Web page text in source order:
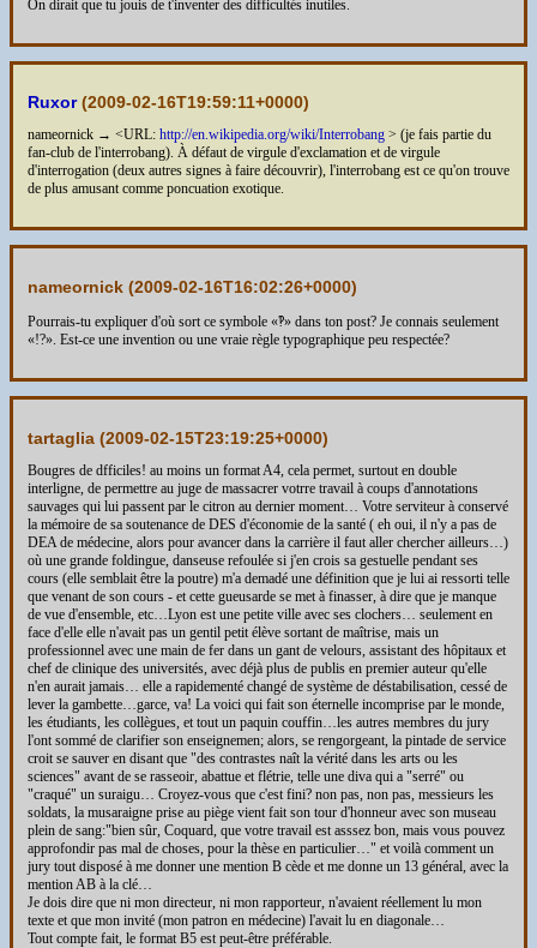
On dirait que tu jouis de t'inventer des difficultés inutiles.
Ruxor(2009-02-16T19:59:11+0000)
nameornick → <URL: http://en.wikipedia.org/wiki/Interrobang > (je fais partie du
fan-club de l'interrobang). À défaut de virgule d'exclamation et de virgule
d'interrogation (deux autres signes à faire découvrir), l'interrobang est ce qu'on trouve
de plus amusant comme poncuation exotique.
nameornick (2009-02-16T16:02:26+0000)
Pourrais-tu expliquer d'où sort ce symbole «‽» dans ton post? Je connais seulement
«!?». Est-ce une invention ou une vraie règle typographique peu respectée?
tartaglia (2009-02-15T23:19:25+0000)
Bougres de dfficiles! au moins un format A4, cela permet, surtout en double
interligne, de permettre au juge de massacrer votrre travail à coups d'annotations
sauvages qui lui passent par le citron au dernier moment… Votre serviteur à conservé
la mémoire de sa soutenance de DES d'économie de la santé ( eh oui, il n'y a pas de
DEA de médecine, alors pour avancer dans la carrière il faut aller chercher ailleurs…)
où une grande foldingue, danseuse refoulée si j'en crois sa gestuelle pendant ses
cours (elle semblait être la poutre) m'a demadé une définition que je lui ai ressorti telle
que venant de son cours - et cette gueusarde se met à finasser, à dire que je manque
de vue d'ensemble, etc…Lyon est une petite ville avec ses clochers… seulement en
face d'elle elle n'avait pas un gentil petit élève sortant de maîtrise, mais un
professionnel avec une main de fer dans un gant de velours, assistant des hôpitaux et
chef de clinique des universités, avec déjà plus de publis en premier auteur qu'elle
n'en aurait jamais… elle a rapidementé changé de système de déstabilisation, cessé de
lever la gambette…garce, va! La voici qui fait son éternelle incomprise par le monde,
les étudiants, les collègues, et tout un paquin couffin…les autres membres du jury
l'ont sommé de clarifier son enseignemen; alors, se rengorgeant, la pintade de service
croit se sauver en disant que "des contrastes naît la vérité dans les arts ou les
sciences" avant de se rasseoir, abattue et flétrie, telle une diva qui a "serré" ou
"craqué" un suraigu… Croyez-vous que c'est fini? non pas, non pas, messieurs les
soldats, la musaraigne prise au piège vient fait son tour d'honneur avec son museau
plein de sang:"bien sûr, Coquard, que votre travail est asssez bon, mais vous pouvez
approfondir pas mal de choses, pour la thèse en particulier…" et voilà comment un
jury tout disposé à me donner une mention B cède et me donne un 13 général, avec la
mention AB à la clé…
Je dois dire que ni mon directeur, ni mon rapporteur, n'avaient réellement lu mon
texte et que mon invité (mon patron en médecine) l'avait lu en diagonale…
Tout compte fait, le format B5 est peut-être préférable.